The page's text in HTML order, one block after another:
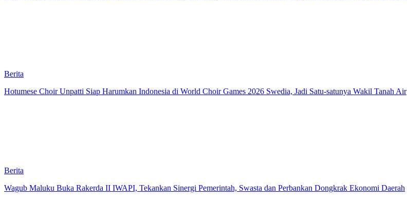
Berita
Hotumese Choir Unpatti Siap Harumkan Indonesia di World Choir Games 2026 Swedia, Jadi Satu-satunya Wakil Tanah Air
Berita
Wagub Maluku Buka Rakerda II IWAPI, Tekankan Sinergi Pemerintah, Swasta dan Perbankan Dongkrak Ekonomi Daerah